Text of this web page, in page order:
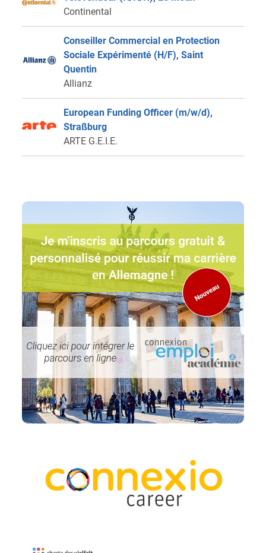
Continental
Conseiller Commercial en Protection
Sociale Expérimenté (H/F), Saint
Quentin
Allianz
European Funding Officer (m/w/d),
Straßburg
ARTE G.E.I.E.